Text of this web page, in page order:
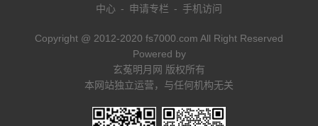
中心 - 申请专栏 - 手机访问
Copyright @ 2012-2020 fs7000.com All Right Reserved
Powered by
玄菟明月网 版权所有
本网站独立运营，与任何机构无关